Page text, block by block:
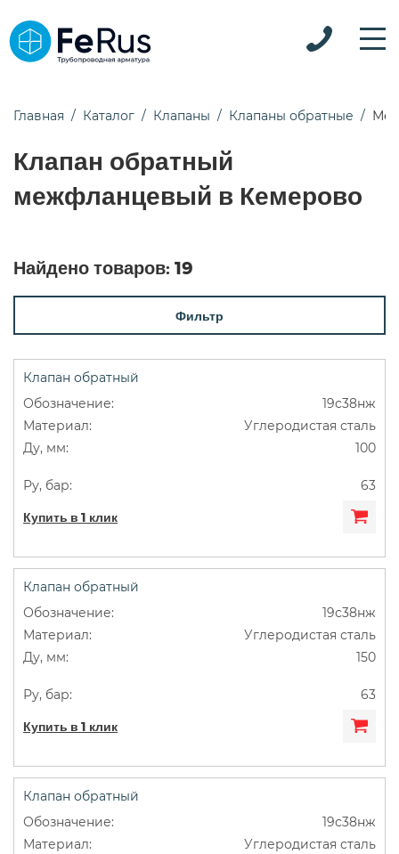
Главная Каталог Клапаны Клапаны обратные
Клапан обратный
межфланцевый в Кемерово
Найдено товаров: 19
Фильтр
Клапан обратный
19с38нж
Углеродистая сталь
100
63
Купить в 1 клик
Клапан обратный
19с38нж
Углеродистая сталь
150
63
Купить в 1 клик
Клапан обратный
19с38нж
Углеродистая сталь